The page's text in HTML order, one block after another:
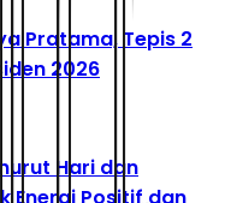
Pratama, Tepis 2
2026
Hari dan